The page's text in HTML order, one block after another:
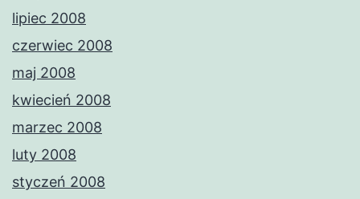
lipiec 2008
czerwiec 2008
maj 2008
kwiecień 2008
marzec 2008
luty 2008
styczeń 2008